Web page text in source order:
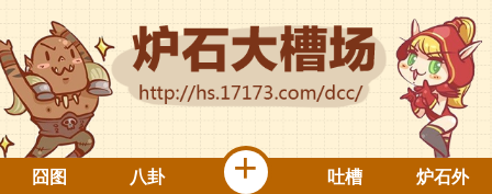
囧图 八卦 + 吐槽 炉石外